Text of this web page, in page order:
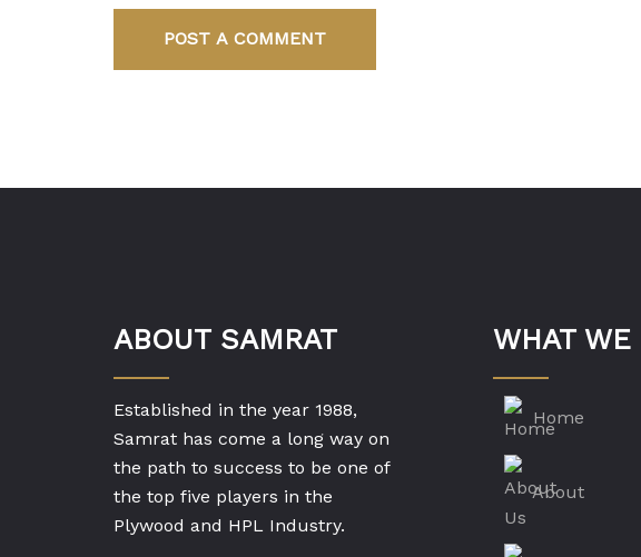
POST A COMMENT
ABOUT SAMRAT
Established in the year 1988,
Samrat has come a long way on
the path to success to be one of
the top five players in the
Plywood and HPL Industry.
WHAT WE
Home
About